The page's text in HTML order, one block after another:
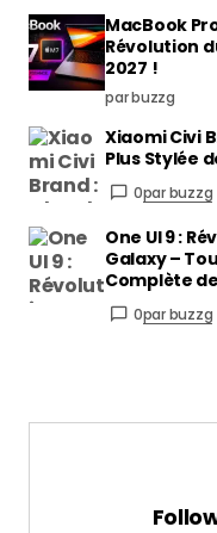
MacBook
Révolution
2027 !
par buzzg
Xiaomi Civi
Plus Stylée
0par buzzg
One UI 9 :
Galaxy –
Complète
0par buzzg